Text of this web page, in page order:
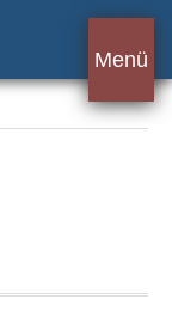
Menü